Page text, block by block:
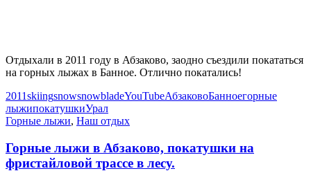
Отдыхали в 2011 году в Абзаково, заодно съездили покататься
на горных лыжах в Банное. Отлично покатались!
2011skiingsnowsnowbladeYouTubeАбзаковоБанноегорные
лыжипокатушкиУрал
Горные лыжи, Наш отдых
Горные лыжи в Абзаково, покатушки на
фристайловой трассе в лесу.